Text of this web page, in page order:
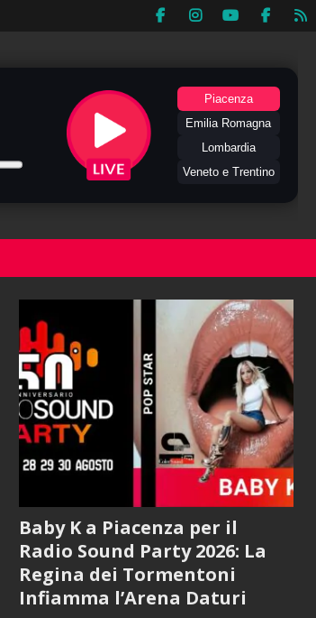
Piacenza
Emilia Romagna
Lombardia
Veneto e Trentino
Baby K a Piacenza per il
Radio Sound Party 2026: La
Regina dei Tormentoni
Infiamma l’Arena Daturi